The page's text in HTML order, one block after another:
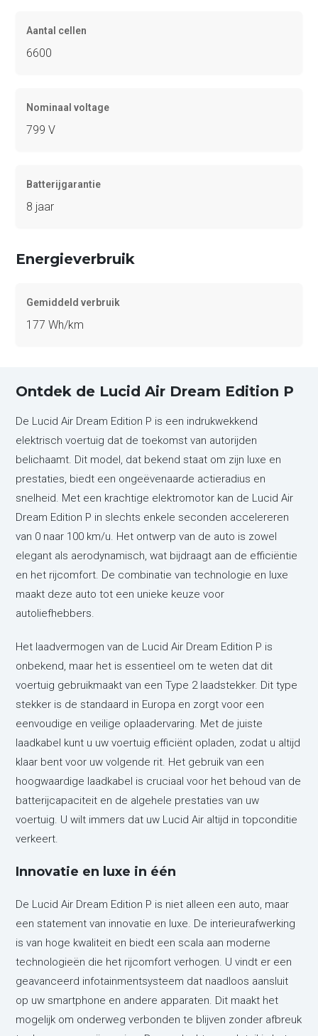
Aantal cellen
6600
Nominaal voltage
799 V
Batterijgarantie
8 jaar
Energieverbruik
Gemiddeld verbruik
177 Wh/km
Ontdek de Lucid Air Dream Edition P
De Lucid Air Dream Edition P is een indrukwekkend
elektrisch voertuig dat de toekomst van autorijden
belichaamt. Dit model, dat bekend staat om zijn luxe en
prestaties, biedt een ongeëvenaarde actieradius en
snelheid. Met een krachtige elektromotor kan de Lucid Air
Dream Edition P in slechts enkele seconden accelereren
van 0 naar 100 km/u. Het ontwerp van de auto is zowel
elegant als aerodynamisch, wat bijdraagt aan de efficiëntie
en het rijcomfort. De combinatie van technologie en luxe
maakt deze auto tot een unieke keuze voor
autoliefhebbers.
Het laadvermogen van de Lucid Air Dream Edition P is
onbekend, maar het is essentieel om te weten dat dit
voertuig gebruikmaakt van een Type 2 laadstekker. Dit type
stekker is de standaard in Europa en zorgt voor een
eenvoudige en veilige oplaadervaring. Met de juiste
laadkabel kunt u uw voertuig efficiënt opladen, zodat u altijd
klaar bent voor uw volgende rit. Het gebruik van een
hoogwaardige laadkabel is cruciaal voor het behoud van de
batterijcapaciteit en de algehele prestaties van uw
voertuig. U wilt immers dat uw Lucid Air altijd in topconditie
verkeert.
Innovatie en luxe in één
De Lucid Air Dream Edition P is niet alleen een auto, maar
een statement van innovatie en luxe. De interieurafwerking
is van hoge kwaliteit en biedt een scala aan moderne
technologieën die het rijcomfort verhogen. U vindt er een
geavanceerd infotainmentsysteem dat naadloos aansluit
op uw smartphone en andere apparaten. Dit maakt het
mogelijk om onderweg verbonden te blijven zonder afbreuk